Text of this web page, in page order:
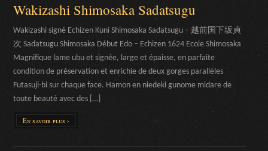
Wakizashi Shimosaka Sadatsugu
Wakizashi signé Echizen Kuni Shimosaka Sadatsugu – 越前国下坂貞
次 Sadatsugu Shimosaka Début Edo – Echizen 1624 Ecole Shimosaka
Magnifique lame ubu et signée, large et épaisse, en parfaite
condition de préservation et enrichie de deux gorges parallèles
Futasuji-bi sur chaque face. Hamon en niedeki gunome midare de
toute beauté avec des […]
En savoir plus ›